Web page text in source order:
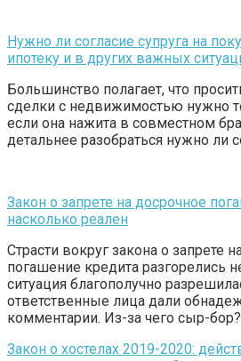
Нужно ли согласие супруга на
ипотеку и в других важных
Большинство полагает, что
сделки с недвижимостью нужно
если она нажита в совместном
детальнее разобраться нужно ли
Закон о запрете на досрочное
насколько реален
Страсти вокруг закона о запрете
погашение кредита разгорелись
ситуация благополучно
ответственные лица дали
комментарии. Из-за чего сыр-
Закон о хостелах 2019-2020: